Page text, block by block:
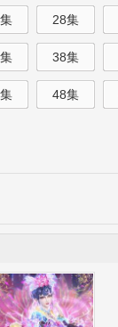
28集
38集
48集